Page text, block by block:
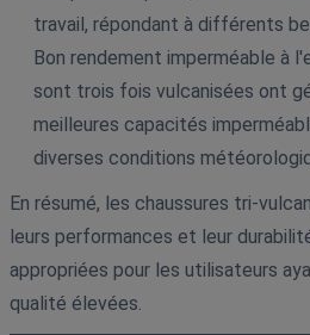
travail, répondant à différents
Bon rendement imperméable à
sont trois fois vulcanisées ont
meilleures capacités
diverses conditions
En résumé, les chaussures tri-
leurs performances et leur
appropriées pour les utilisateurs
qualité élevées.